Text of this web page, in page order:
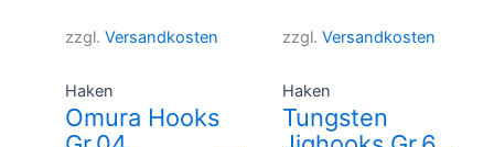
zzgl. Versandkosten
Haken
Omura Hooks
zzgl. Versandkosten
Haken
Tungsten